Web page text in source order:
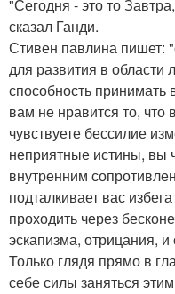
"Сегодня - это то
сказал Ганди.
Стивен павлина пишет:
для развития в области
способность
вам не нравится то,
чувствуете бессилие
неприятные истины, вы
внутренним
подталкивает вас
проходить через
эскапизма, отрицания,
Только глядя прямо в
себе силы заняться